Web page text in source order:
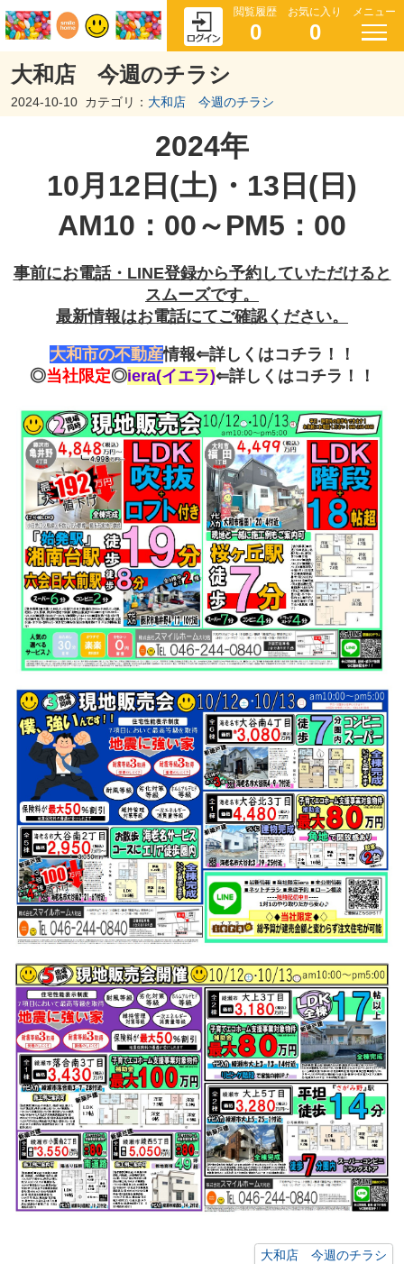
閲覧履歴
0
お気に入り
0
メニュー
大和店 今週のチラシ
2024-10-10 カテゴリ： 大和店 今週のチラシ
2024年
10月12日(土)・13日(日)
AM10：00～PM5：00
事前にお電話・LINE登録から予約していただけると
スムーズです。
最新情報はお電話にてご確認ください。
大和市の不動産情報⇐詳しくはコチラ！！
◎当社限定◎iera(イエラ)⇐詳しくはコチラ！！
大和店 今週のチラシ